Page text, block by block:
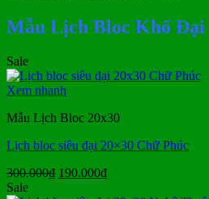
Mẫu Lịch Bloc Khổ Đại
Sale
Xem nhanh
Mẫu Lịch Bloc 20x30
Lịch bloc siêu đại 20×30 Chữ Phúc
300.000₫ Giá
190.000₫Giá
Sale